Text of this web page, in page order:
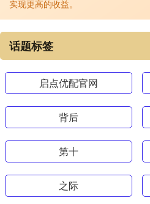
实现更高的收益。
话题标签
启点优配官网
背后
第十
之际